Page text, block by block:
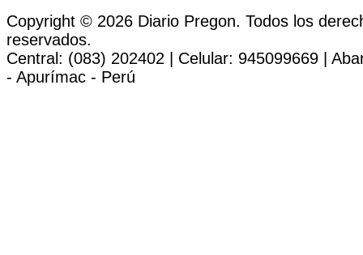
Copyright © 2026 Diario Pregon. Todos los
reservados.
Central: (083) 202402 | Celular: 945099669 |
- Apurímac - Perú